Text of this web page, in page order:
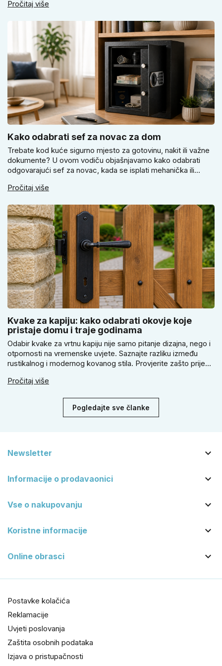
i kako birati između okrugle i kvadratne rozete prema stilu
Pročitaj više
Kako odabrati sef za novac za dom
Trebate kod kuće sigurno mjesto za gotovinu, nakit ili važne
dokumente? U ovom vodiču objašnjavamo kako odabrati
odgovarajući sef za novac, kada se isplati mehanička ili
za stvarnu sigurnost. Dobit ćete praktične savjete za odabir
Pročitaj više
Kvake za kapiju: kako odabrati okovje koje
pristaje domu i traje godinama
Odabir kvake za vrtnu kapiju nije samo pitanje dizajna, nego i
otpornosti na vremenske uvjete. Saznajte razliku između
rustikalnog i modernog kovanog stila. Provjerite zašto prije
se zbog veće sigurnosti isplati odabrati kvaku s kuglom za
Pročitaj više
Pogledajte sve članke
Newsletter 
Informacije o prodavaonici 
Vse o nakupovanju 
Koristne informacije 
Online obrasci 
Postavke kolačića
Reklamacije
Uvjeti poslovanja
Zaštita osobnih podataka
Izjava o pristupačnosti